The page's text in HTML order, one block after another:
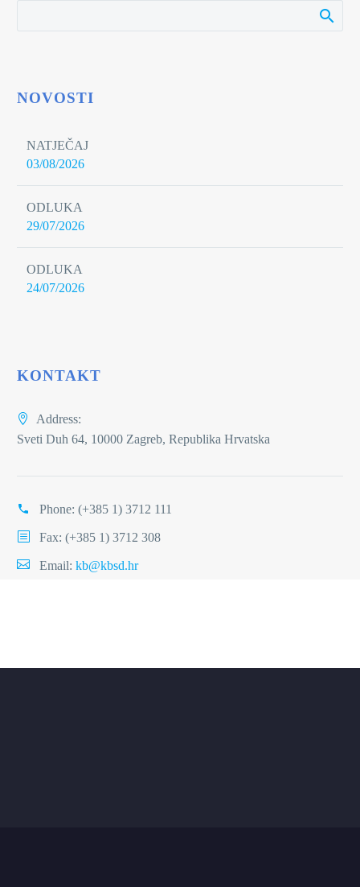
NOVOSTI
NATJEČAJ
03/08/2026
ODLUKA
29/07/2026
ODLUKA
24/07/2026
KONTAKT
Address:
Sveti Duh 64, 10000 Zagreb, Republika Hrvatska
Phone: (+385 1) 3712 111
Fax: (+385 1) 3712 308
Email: kb@kbsd.hr